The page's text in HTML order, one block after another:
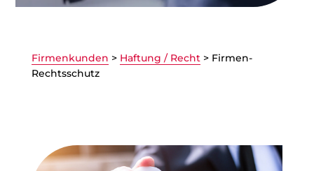
Firmenkunden > Haftung / Recht> Firmen-
Rechtsschutz